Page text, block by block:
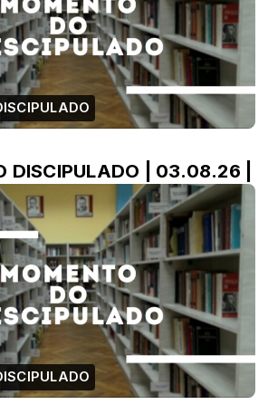
DISCIPULADO | 03.08.26 |